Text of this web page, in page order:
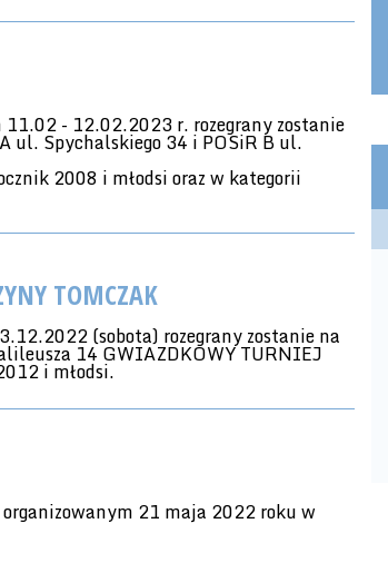
- 12.02.2023 r. rozegrany zostanie
ul. Spychalskiego 34 i POSiR B ul.
2008 i młodsi oraz w kategorii
TOMCZAK
(sobota) rozegrany zostanie na
14 GWIAZDKOWY TURNIEJ
i młodsi.
organizowanym 21 maja 2022 roku w